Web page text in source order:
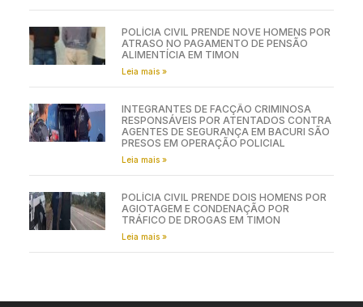
POLÍCIA CIVIL PRENDE NOVE HOMENS POR
ATRASO NO PAGAMENTO DE PENSÃO
ALIMENTÍCIA EM TIMON
Leia mais »
INTEGRANTES DE FACÇÃO CRIMINOSA
RESPONSÁVEIS POR ATENTADOS CONTRA
AGENTES DE SEGURANÇA EM BACURI SÃO
PRESOS EM OPERAÇÃO POLICIAL
Leia mais »
POLÍCIA CIVIL PRENDE DOIS HOMENS POR
AGIOTAGEM E CONDENAÇÃO POR
TRÁFICO DE DROGAS EM TIMON
Leia mais »